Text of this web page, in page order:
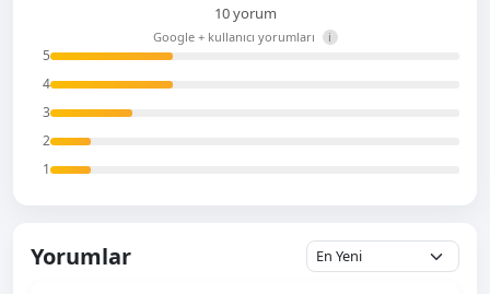
5
4
3
2
1
10 yorum
Google + kullanıcı yorumları i
Yorumlar